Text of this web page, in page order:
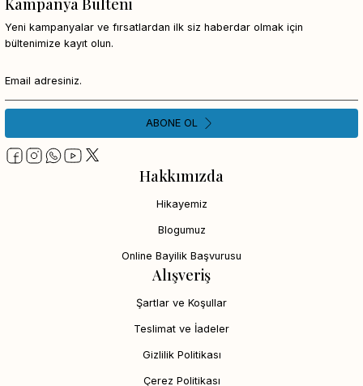
Hakkımızda
Hikayemiz
Blogumuz
Online Bayilik Başvurusu
Alışveriş
Şartlar ve Koşullar
Teslimat ve İadeler
Gizlilik Politikası
Çerez Politikası
Yeni kampanyalar ve fırsatlardan ilk siz haberdar olmak için
bültenimize kayıt olun.
ABONE OL